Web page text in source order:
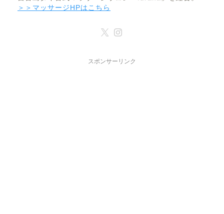
＞＞マッサージHPはこちら
スポンサーリンク